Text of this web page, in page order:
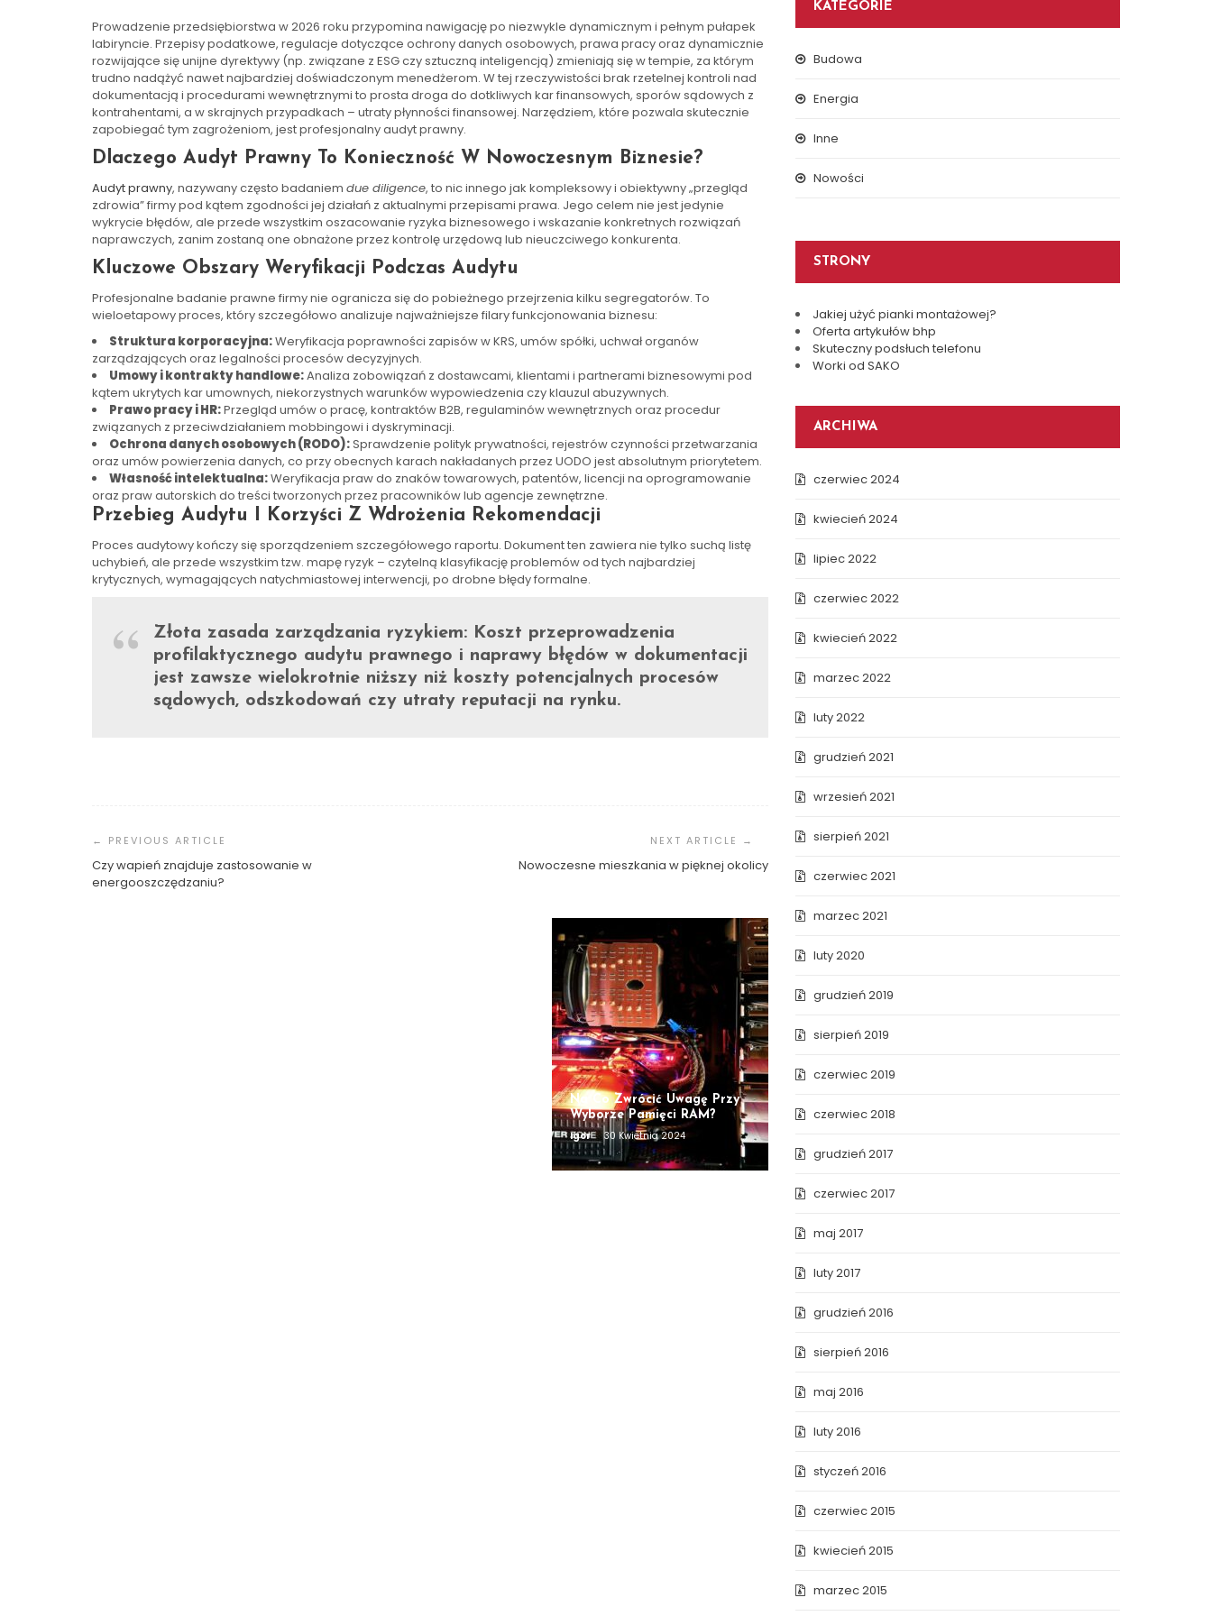
Prowadzenie przedsiębiorstwa w 2026 roku przypomina nawigację po niezwykle dynamicznym i pełnym pułapek
labiryncie. Przepisy podatkowe, regulacje dotyczące ochrony danych osobowych, prawa pracy oraz dynamicznie
rozwijające się unijne dyrektywy (np. związane z ESG czy sztuczną inteligencją) zmieniają się w tempie, za którym
trudno nadążyć nawet najbardziej doświadczonym menedżerom. W tej rzeczywistości brak rzetelnej kontroli nad
dokumentacją i procedurami wewnętrznymi to prosta droga do dotkliwych kar finansowych, sporów sądowych z
kontrahentami, a w skrajnych przypadkach – utraty płynności finansowej. Narzędziem, które pozwala skutecznie
zapobiegać tym zagrożeniom, jest profesjonalny audyt prawny.
Dlaczego Audyt Prawny To Konieczność W Nowoczesnym Biznesie?
Audyt prawny, nazywany często badaniem due diligence, to nic innego jak kompleksowy i obiektywny „przegląd
zdrowia” firmy pod kątem zgodności jej działań z aktualnymi przepisami prawa. Jego celem nie jest jedynie
wykrycie błędów, ale przede wszystkim oszacowanie ryzyka biznesowego i wskazanie konkretnych rozwiązań
naprawczych, zanim zostaną one obnażone przez kontrolę urzędową lub nieuczciwego konkurenta.
Kluczowe Obszary Weryfikacji Podczas Audytu
Profesjonalne badanie prawne firmy nie ogranicza się do pobieżnego przejrzenia kilku segregatorów. To
wieloetapowy proces, który szczegółowo analizuje najważniejsze filary funkcjonowania biznesu:
Struktura korporacyjna:Weryfikacja poprawności zapisów w KRS, umów spółki, uchwał organów
zarządzających oraz legalności procesów decyzyjnych.
Umowy i kontrakty handlowe:Analiza zobowiązań z dostawcami, klientami i partnerami biznesowymi pod
kątem ukrytych kar umownych, niekorzystnych warunków wypowiedzenia czy klauzul abuzywnych.
Prawo pracy i HR:Przegląd umów o pracę, kontraktów B2B, regulaminów wewnętrznych oraz procedur
związanych z przeciwdziałaniem mobbingowi i dyskryminacji.
Ochrona danych osobowych (RODO):Sprawdzenie polityk prywatności, rejestrów czynności przetwarzania
oraz umów powierzenia danych, co przy obecnych karach nakładanych przez UODO jest absolutnym priorytetem.
Własność intelektualna:Weryfikacja praw do znaków towarowych, patentów, licencji na oprogramowanie
oraz praw autorskich do treści tworzonych przez pracowników lub agencje zewnętrzne.
Przebieg Audytu I Korzyści Z Wdrożenia Rekomendacji
Proces audytowy kończy się sporządzeniem szczegółowego raportu. Dokument ten zawiera nie tylko suchą listę
uchybień, ale przede wszystkim tzw. mapę ryzyk – czytelną klasyfikację problemów od tych najbardziej
krytycznych, wymagających natychmiastowej interwencji, po drobne błędy formalne.
Złota zasada zarządzania ryzykiem: Koszt przeprowadzenia
profilaktycznego audytu prawnego i naprawy błędów w dokumentacji
jest zawsze wielokrotnie niższy niż koszty potencjalnych procesów
sądowych, odszkodowań czy utraty reputacji na rynku.
Wpisu
Czy wapień znajduje zastosowanie w
energooszczędzaniu?
Nowoczesne mieszkania w pięknej okolicy
Klucz Do Pięknego Uśmiechu
I Zdrowia Na Lata
Igor
19 Czerwca 2024
Na Co Zwrócić Uwagę Przy
Wyborze Pamięci RAM?
Igor
30 Kwietnia 2024
KATEGORIE
Budowa
Energia
Inne
Nowości
STRONY
Jakiej użyć pianki montażowej?
Oferta artykułów bhp
Skuteczny podsłuch telefonu
Worki od SAKO
ARCHIWA
czerwiec 2024
kwiecień 2024
lipiec 2022
czerwiec 2022
kwiecień 2022
marzec 2022
luty 2022
grudzień 2021
wrzesień 2021
sierpień 2021
czerwiec 2021
marzec 2021
luty 2020
grudzień 2019
sierpień 2019
czerwiec 2019
czerwiec 2018
grudzień 2017
czerwiec 2017
maj 2017
luty 2017
grudzień 2016
sierpień 2016
maj 2016
luty 2016
styczeń 2016
czerwiec 2015
kwiecień 2015
marzec 2015